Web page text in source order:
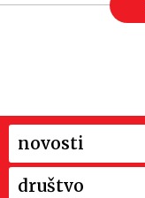
novosti
društvo